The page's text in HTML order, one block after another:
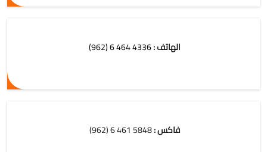
الهاتف :4336 464 6 (962)
فاكس :5848 461 6 (962)